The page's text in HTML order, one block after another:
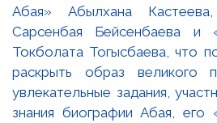
Абая» Абылхана
Сарсенбая Бейсенбаева и
Токболата Тогысбаева, что
раскрыть образ великого
увлекательные задания,
знания биографии Абая, его